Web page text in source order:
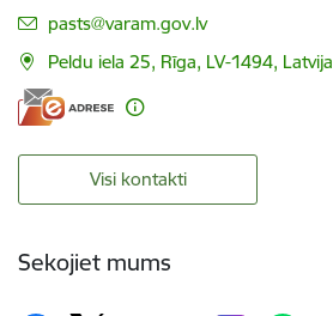
E-pasts:
pasts@varam.gov.lv
Peldu iela 25, Rīga, LV-1494, Latvija
Visi kontakti
Sekojiet mums